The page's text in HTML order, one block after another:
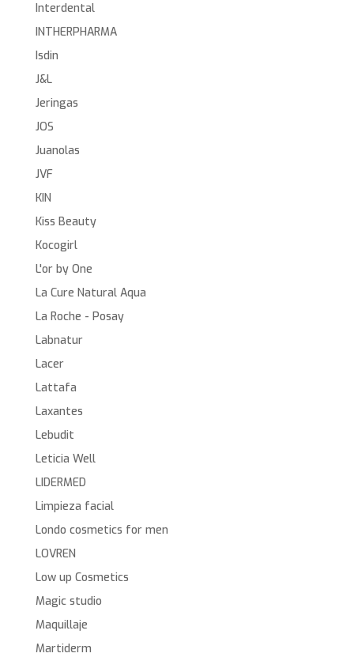
Interdental
INTHERPHARMA
Isdin
J&L
Jeringas
JOS
Juanolas
JVF
KIN
Kiss Beauty
Kocogirl
L'or by One
La Cure Natural Aqua
La Roche - Posay
Labnatur
Lacer
Lattafa
Laxantes
Lebudit
Leticia Well
LIDERMED
Limpieza facial
Londo cosmetics for men
LOVREN
Low up Cosmetics
Magic studio
Maquillaje
Martiderm